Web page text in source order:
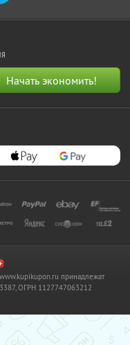
принадлежат
ОГРН 1127747063212